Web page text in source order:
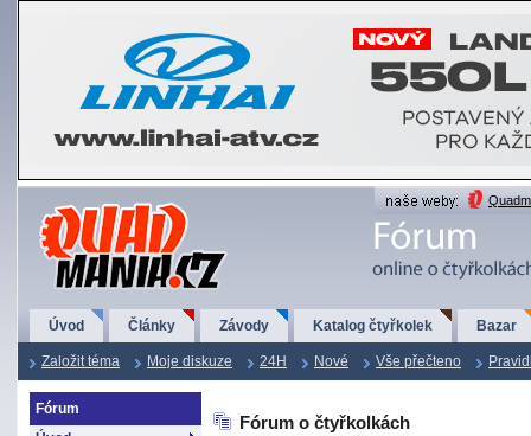
QuadMania.cz
Úvod Články Závody Katalog čtyřkolek Bazar
Založit téma Moje diskuze 24H Nové Vše přečteno
Fórum
Fórum o čtyřkolkách